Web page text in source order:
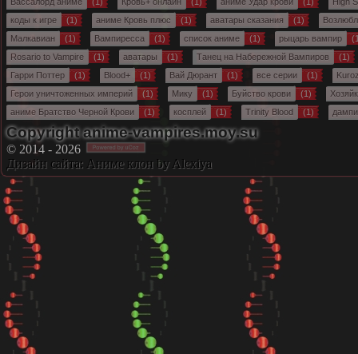
коды к игре
(1) аниме Кровь плюс (1) аватары сказания (1)
Малкавиан
(1) Вампиресса (1) список аниме (1) рыцарь вампир
Rosario to Vampire
(1) аватары (1) Танец на Набережной Вампиров
(1)
Гарри Поттер
(1) Blood+ (1) Вай Дюрант (1) все серии (1)
Герои уничтоженных империй
(1) Мику (1) Буйство крови (1)
аниме Братство Черной Крови
(1) косплей (1) Trinity Blood (1)
Copyright anime-vampires.moy.su
© 2014 - 2026
Дизайн сайта: Аниме клон by Alexiya